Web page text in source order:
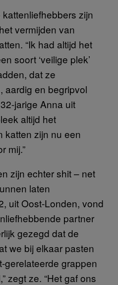
zijn
vermijden van
“Ik had altijd het
soort ‘veilige plek’
dat ze
aardig en begripvol
jarige Anna uit
altijd het
katten zijn nu een
mij.”
zijn echter shit – net
laten
uit Oost-Londen, vond
partner
gezegd dat de
we bij elkaar pasten
gerelateerde grappen
zegt ze. “Het gaf ons